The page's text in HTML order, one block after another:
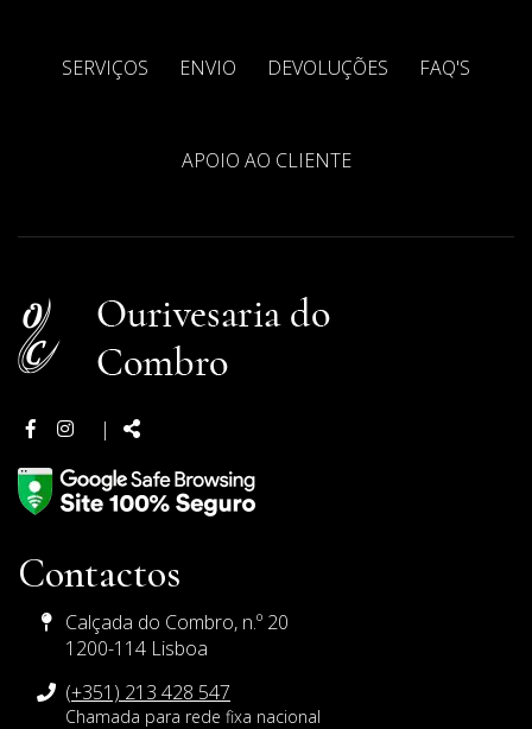
SERVIÇOS ENVIO DEVOLUÇÕES FAQ'S
APOIO AO CLIENTE
FacebookInstagram
| Partilhar:
Contactos
Calçada do Combro, n.º 20
1200-114 Lisboa
(+351) 213 428 547
Chamada para rede fixa nacional